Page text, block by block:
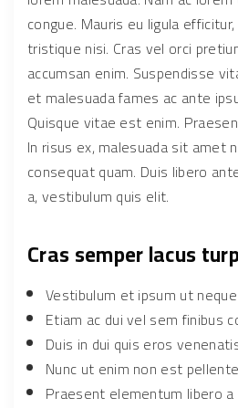
congue. Mauris eu ligula
tristique nisi. Cras vel orci
accumsan enim. Suspendisse
et malesuada fames ac ante
Quisque vitae est enim.
In risus ex, malesuada sit amet
consequat quam. Duis libero
a, vestibulum quis elit.
Cras semper lacus
Vestibulum et ipsum ut
Etiam ac dui vel sem finibus
Duis in dui quis eros
Nunc ut enim non est
Praesent elementum libero